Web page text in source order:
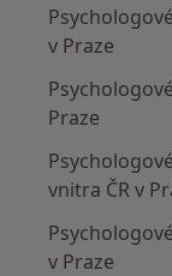
v Praze
Praze
vnitra ČR v
v Praze